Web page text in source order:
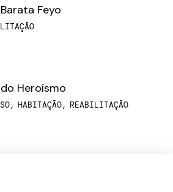
Feyo
Heroísmo
HABITAÇÃO REABILITAÇÃO